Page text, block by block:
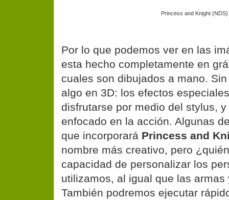
Princess and Knight (NDS)
Por lo que podemos ver en las
esta hecho completamente en
cuales son dibujados a mano.
algo en 3D: los efectos
disfrutarse por medio del stylus,
enfocado en la acción. Algunas
que incorporará Princess and
nombre más creativo, pero
capacidad de personalizar los
utilizamos, al igual que las armas
También podremos ejecutar